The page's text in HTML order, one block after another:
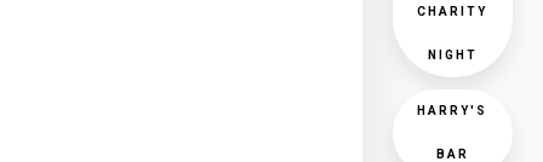
CHARITY
NIGHT
HARRY'S
BAR